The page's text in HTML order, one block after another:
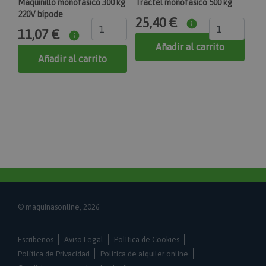
Maquinillo monofásico 300 kg
220V bípode
11,07 €
Añadir al carrito
Tractel monofásico 500 kg
25,40 €
Añadir al carrito
© maquinasonline, 2026
Escríbenos Aviso Legal
Política de Cookies
Política de Privacidad
Política de alquiler online
recently_compared_product
Adobe Inc.
www.maquinasonline.com
1 día
Almacena ID de productos de productos
comparados recientemente.
www.maquinasonline.com
Agrega un número y una hora únicos y aleatorios a
las páginas con contenido del cliente para evitar
que se almacenen en caché en el servidor.